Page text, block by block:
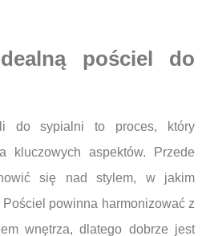
pościel do
do sypialni to proces, który
kluczowych aspektów. Przede
się nad stylem, w jakim
powinna harmonizować z
wnętrza, dlatego dobrze jest